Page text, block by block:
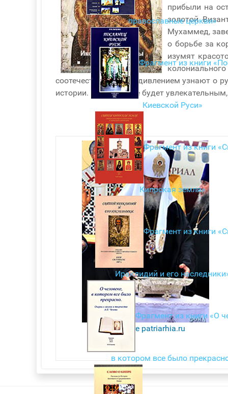
православные церкви»
Фрагмент из книги
Киевской Руси»
Фрагмент из книги
Кипрская земля»
Фрагмент из книги
Ираклидий и его
Фрагмент из книги «О
в котором все было
прибыли на
золотой
Мухаммед,
о борьбе за
изумят
соотечественники с удивлением узнают о
истории. Путешествие будет
На сайте patriarhia.ru